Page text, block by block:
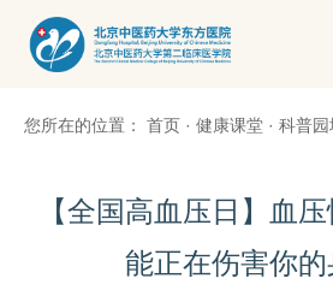
您所在的位置： 首页 · 健康课堂 · 科普园
【全国高血压日】血
能正在伤害你的